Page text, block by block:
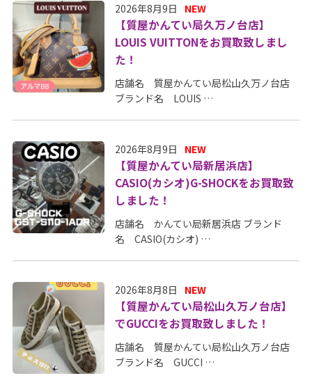
2026年8月9日 NEW
【質屋かんてい局久万ノ台店】
LOUIS VUITTONをお買取致しまし
た！
店舗名 質屋かんてい局松山久万ノ台店
ブランド名 LOUIS …
2026年8月9日 NEW
【質屋かんてい局新居浜店】
CASIO(カシオ)G-SHOCKをお買取致
しました！
店舗名 かんてい局新居浜店 ブランド
名 CASIO(カシオ) …
2026年8月8日 NEW
【質屋かんてい局松山久万ノ台店】
でGUCCIをお買取致しました！
店舗名 質屋かんてい局松山久万ノ台店
ブランド名 GUCCI …